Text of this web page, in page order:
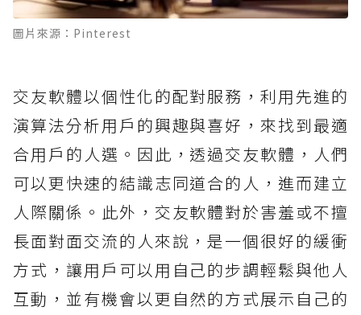
圖片來源：Pinterest
交友軟體以個性化的配對服務，利用先進的
演算法分析用戶的興趣與喜好，來找到最適
合用戶的人選。因此，透過交友軟體，人們
可以更快速的結識志同道合的人，進而建立
人際關係。此外，交友軟體對於害羞或不擅
長面對面交流的人來說，是一個很好的緩衝
方式，讓用戶可以用自己的步調輕鬆與他人
互動，並有機會以更自然的方式展示自己的